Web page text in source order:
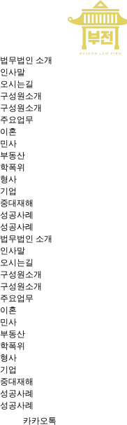
법무법인 소개
인사말
오시는길
구성원소개
구성원소개
주요업무
이혼
민사
부동산
학폭위
형사
기업
중대재해
성공사례
성공사례
법무법인 소개
인사말
오시는길
구성원소개
구성원소개
주요업무
이혼
민사
부동산
학폭위
형사
기업
중대재해
성공사례
성공사례
카카오톡